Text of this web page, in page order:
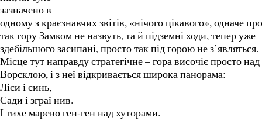
зазначено в
одному з краєзнавчих звітів, «нічого цікавого», одначе
так гору Замком не назвуть, та й підземні ходи, тепер уже
здебільшого засипані, просто так під горою не з’являться.
Місце тут направду стратегічне – гора височіє просто над
Ворсклою, і з неї відкривається широка панорама:
Ліси і синь,
Сади і зграї нив.
І тихе марево ген-ген над хуторами.